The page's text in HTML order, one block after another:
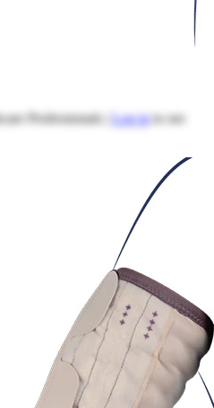
Professionals | Log into see